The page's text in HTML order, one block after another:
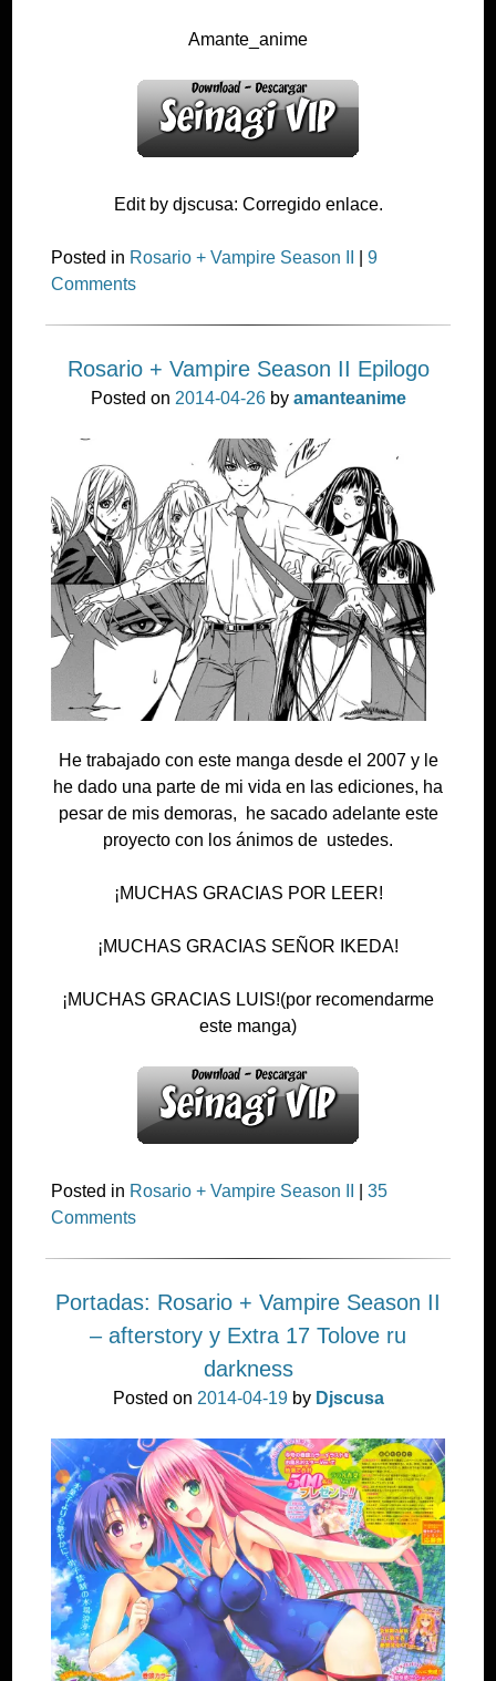
Amante_anime
Edit by djscusa: Corregido enlace.
Posted in Rosario + Vampire Season II |9
Comments
Rosario + Vampire Season II Epilogo
Posted on 2014-04-26by amanteanime
He trabajado con este manga desde el 2007 y le
he dado una parte de mi vida en las ediciones, ha
pesar de mis demoras, he sacado adelante este
proyecto con los ánimos de ustedes.
¡MUCHAS GRACIAS POR LEER!
¡MUCHAS GRACIAS SEÑOR IKEDA!
¡MUCHAS GRACIAS LUIS!(por recomendarme
este manga)
Posted in Rosario + Vampire Season II |35
Comments
Portadas: Rosario + Vampire Season II
– afterstory y Extra 17 Tolove ru
darkness
Posted on 2014-04-19by Djscusa